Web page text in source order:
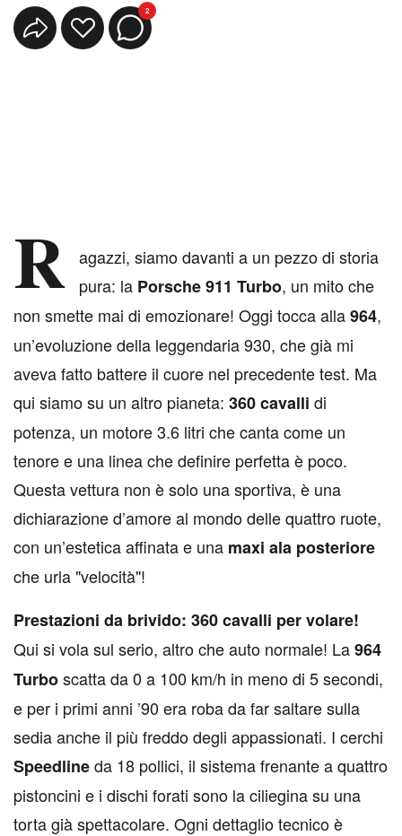
2
R agazzi, siamo davanti a un pezzo di storia
pura: la Porsche 911 Turbo, un mito che
non smette mai di emozionare! Oggi tocca alla964,
un’evoluzione della leggendaria 930, che già mi
aveva fatto battere il cuore nel precedente test. Ma
qui siamo su un altro pianeta: 360 cavalli di
potenza, un motore 3.6 litri che canta come un
tenore e una linea che definire perfetta è poco.
Questa vettura non è solo una sportiva, è una
dichiarazione d’amore al mondo delle quattro ruote,
con un’estetica affinata e una maxi ala posteriore
che urla "velocità"!
Prestazioni da brivido: 360 cavalli per volare!
Qui si vola sul serio, altro che auto normale! La964
Turboscatta da 0 a 100 km/h in meno di 5 secondi,
e per i primi anni ’90 era roba da far saltare sulla
sedia anche il più freddo degli appassionati. I cerchi
Speedlineda 18 pollici, il sistema frenante a quattro
pistoncini e i dischi forati sono la ciliegina su una
torta già spettacolare. Ogni dettaglio tecnico è